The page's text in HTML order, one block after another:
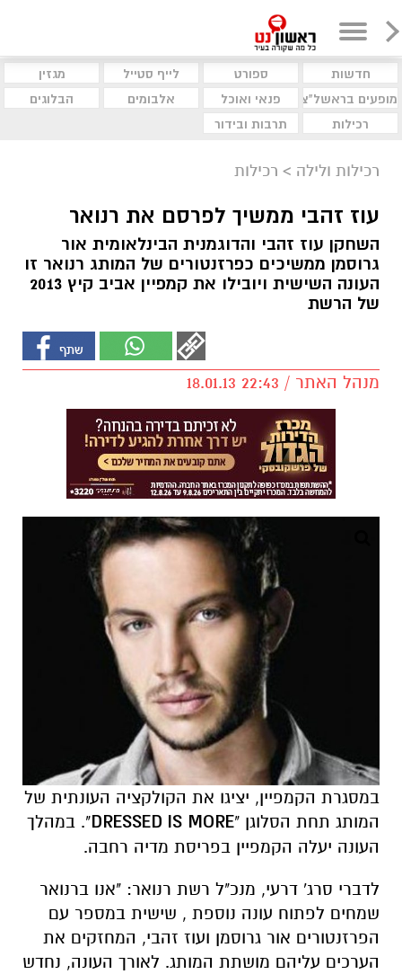
חדשות ספורט לייף סטייל
מגזין
מופעים בראשל"צ
פנאי ואוכל אלבומים
הבלוגים
רכילות
תרבות ובידור
רכילות ולילה > רכילות
עוז זהבי ממשיך לפרסם את רנואר
השחקן עוז זהבי והדוגמנית הבינלאומית אור
גרוסמן ממשיכים כפרזנטורים של המותג רנואר זו
העונה השישית ויובילו את קמפיין אביב קיץ 2013
של הרשת
מנהל האתר / 22:43 18.01.13
במסגרת הקמפיין, יציגו את הקולקציה העונתית של
המותג תחת הסלוגן "DRESSED IS MORE". במהלך
העונה יעלה הקמפיין בפריסת מדיה רחבה.
לדברי סרג' דרעי, מנכ"ל רשת רנואר: "אנו ברנואר
שמחים לפתוח עונה נוספת , שישית במספר עם
הפרזנטורים אור גרוסמן ועוז זהבי, המחזקים את
הערכים עליהם מושתת המותג. לאורך העונה, נחדש